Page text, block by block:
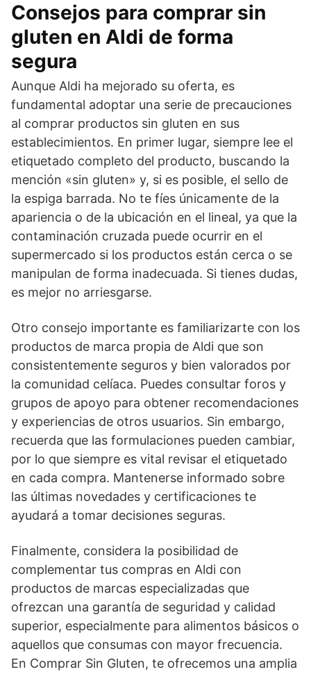
Consejos para comprar sin
gluten en Aldi de forma
segura
Aunque Aldi ha mejorado su oferta, es
fundamental adoptar una serie de precauciones
al comprar productos sin gluten en sus
establecimientos. En primer lugar, siempre lee el
etiquetado completo del producto, buscando la
mención «sin gluten» y, si es posible, el sello de
la espiga barrada. No te fíes únicamente de la
apariencia o de la ubicación en el lineal, ya que la
contaminación cruzada puede ocurrir en el
supermercado si los productos están cerca o se
manipulan de forma inadecuada. Si tienes dudas,
es mejor no arriesgarse.
Otro consejo importante es familiarizarte con los
productos de marca propia de Aldi que son
consistentemente seguros y bien valorados por
la comunidad celíaca. Puedes consultar foros y
grupos de apoyo para obtener recomendaciones
y experiencias de otros usuarios. Sin embargo,
recuerda que las formulaciones pueden cambiar,
por lo que siempre es vital revisar el etiquetado
en cada compra. Mantenerse informado sobre
las últimas novedades y certificaciones te
ayudará a tomar decisiones seguras.
Finalmente, considera la posibilidad de
complementar tus compras en Aldi con
productos de marcas especializadas que
ofrezcan una garantía de seguridad y calidad
superior, especialmente para alimentos básicos o
aquellos que consumas con mayor frecuencia.
En Comprar Sin Gluten, te ofrecemos una amplia